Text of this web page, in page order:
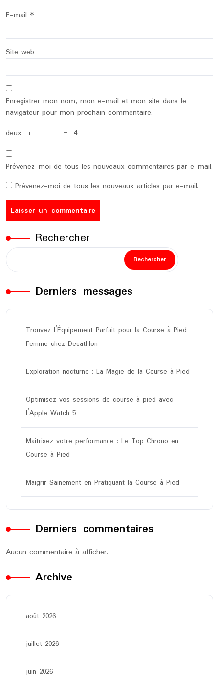
E-mail *
Site web
Enregistrer mon nom, mon e-mail et mon site dans le
navigateur pour mon prochain commentaire.
deux + = 4
Prévenez-moi de tous les nouveaux commentaires par e-mail.
Prévenez-moi de tous les nouveaux articles par e-mail.
Rechercher
Rechercher
Derniers messages
Trouvez l’Équipement Parfait pour la Course à Pied
Femme chez Decathlon
Exploration nocturne : La Magie de la Course à Pied
Optimisez vos sessions de course à pied avec
l’Apple Watch 5
Maîtrisez votre performance : Le Top Chrono en
Course à Pied
Maigrir Sainement en Pratiquant la Course à Pied
Derniers commentaires
Aucun commentaire à afficher.
Archive
août 2026
juillet 2026
juin 2026